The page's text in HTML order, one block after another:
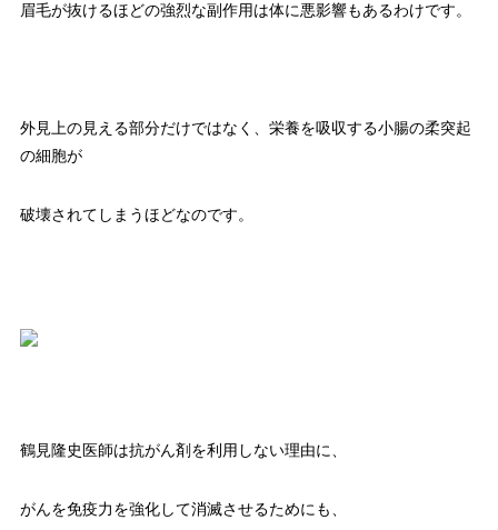
眉毛が抜けるほどの強烈な副作用は体に悪影響もあるわけです。
外見上の見える部分だけではなく、栄養を吸収する小腸の柔突起
の細胞が
破壊されてしまうほどなのです。
鶴見隆史医師は抗がん剤を利用しない理由に、
がんを免疫力を強化して消滅させるためにも、